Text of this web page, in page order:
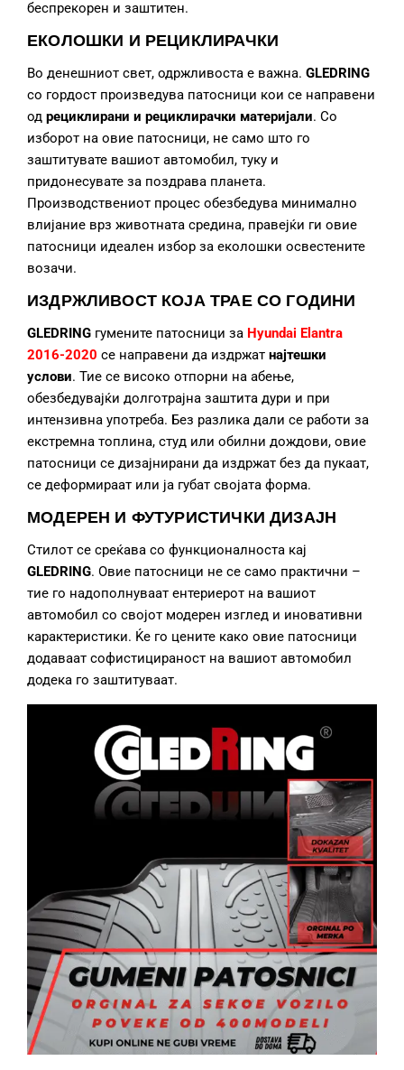
беспрекорен и заштитен.
ЕКОЛОШКИ И РЕЦИКЛИРАЧКИ
Во денешниот свет, одржливоста е важна. GLEDRING
со гордост произведува патосници кои се направени
од рециклирани и рециклирачки материјали. Со
изборот на овие патосници, не само што го
заштитувате вашиот автомобил, туку и
придонесувате за поздрава планета.
Производствениот процес обезбедува минимално
влијание врз животната средина, правејќи ги овие
патосници идеален избор за еколошки освестените
возачи.
ИЗДРЖЛИВОСТ КОЈА ТРАЕ СО ГОДИНИ
GLEDRING гумените патосници за Hyundai Elantra
2016-2020 се направени да издржат најтешки
услови. Тие се високо отпорни на абење,
обезбедувајќи долготрајна заштита дури и при
интензивна употреба. Без разлика дали се работи за
екстремна топлина, студ или обилни дождови, овие
патосници се дизајнирани да издржат без да пукаат,
се деформираат или ја губат својата форма.
МОДЕРЕН И ФУТУРИСТИЧКИ ДИЗАЈН
Стилот се среќава со функционалноста кај
GLEDRING. Овие патосници не се само практични –
тие го надополнуваат ентериерот на вашиот
автомобил со својот модерен изглед и иновативни
карактеристики. Ќе го цените како овие патосници
додаваат софистицираност на вашиот автомобил
додека го заштитуваат.